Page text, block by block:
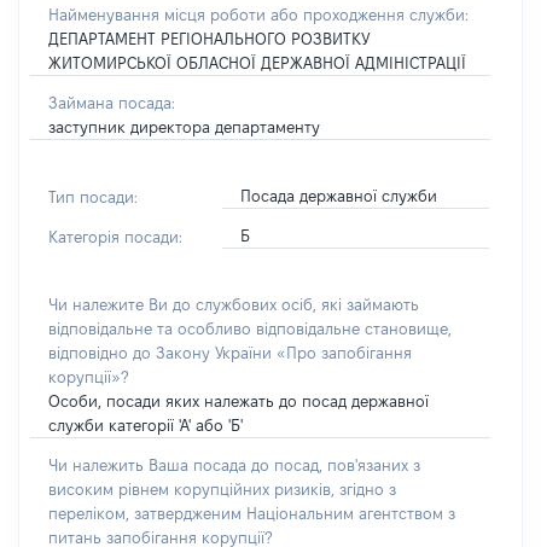
Найменування місця роботи або проходження служби:
ДЕПАРТАМЕНТ РЕГІОНАЛЬНОГО РОЗВИТКУ
ЖИТОМИРСЬКОЇ ОБЛАСНОЇ ДЕРЖАВНОЇ АДМІНІСТРАЦІЇ
Займана посада:
заступник директора департаменту
Тип посади: Посада державної служби
Категорія посади: Б
Чи належите Ви до службових осіб, які займають
відповідальне та особливо відповідальне становище,
відповідно до Закону України «Про запобігання
корупції»?
Особи, посади яких належать до посад державної
служби категорії 'А' або 'Б'
Чи належить Ваша посада до посад, пов'язаних з
високим рівнем корупційних ризиків, згідно з
переліком, затвердженим Національним агентством з
питань запобігання корупції?